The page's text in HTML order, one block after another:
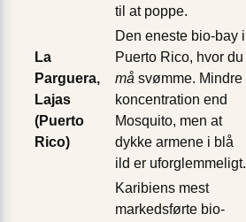
til at poppe.
La
Parguera,
Lajas
(Puerto
Rico)
Den eneste bio-bay i
Puerto Rico, hvor du
må svømme. Mindre
koncentration end
Mosquito, men at
dykke armene i blå
ild er uforglemmeligt.
Karibiens mest
markedsførte bio-